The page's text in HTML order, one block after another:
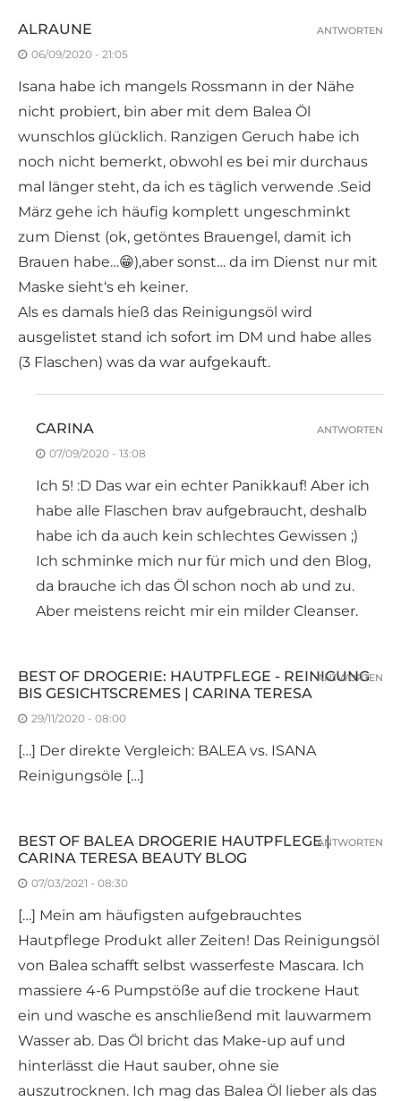
ALRAUNE
06/09/2020 - 21:05
Isana habe ich mangels Rossmann in der Nähe
nicht probiert, bin aber mit dem Balea Öl
wunschlos glücklich. Ranzigen Geruch habe ich
noch nicht bemerkt, obwohl es bei mir durchaus
mal länger steht, da ich es täglich verwende .Seid
März gehe ich häufig komplett ungeschminkt
zum Dienst (ok, getöntes Brauengel, damit ich
Brauen habe…😁),aber sonst… da im Dienst nur mit
Maske sieht‘s eh keiner.
Als es damals hieß das Reinigungsöl wird
ausgelistet stand ich sofort im DM und habe alles
(3 Flaschen) was da war aufgekauft.
ANTWORTEN
CARINA
07/09/2020 - 13:08
Ich 5! :D Das war ein echter Panikkauf! Aber ich
habe alle Flaschen brav aufgebraucht, deshalb
habe ich da auch kein schlechtes Gewissen ;)
Ich schminke mich nur für mich und den Blog,
da brauche ich das Öl schon noch ab und zu.
Aber meistens reicht mir ein milder Cleanser.
ANTWORTEN
BEST OF DROGERIE: HAUTPFLEGE - REINIGUNG
BIS GESICHTSCREMES | CARINA TERESA
29/11/2020 - 08:00
[…] Der direkte Vergleich: BALEA vs. ISANA
Reinigungsöle […]
ANTWORTEN
BEST OF BALEA DROGERIE HAUTPFLEGE |
CARINA TERESA BEAUTY BLOG
07/03/2021 - 08:30
[…] Mein am häufigsten aufgebrauchtes
Hautpflege Produkt aller Zeiten! Das Reinigungsöl
von Balea schafft selbst wasserfeste Mascara. Ich
massiere 4-6 Pumpstöße auf die trockene Haut
ein und wasche es anschließend mit lauwarmem
Wasser ab. Das Öl bricht das Make-up auf und
hinterlässt die Haut sauber, ohne sie
auszutrocknen. Ich mag das Balea Öl lieber als das
ANTWORTEN